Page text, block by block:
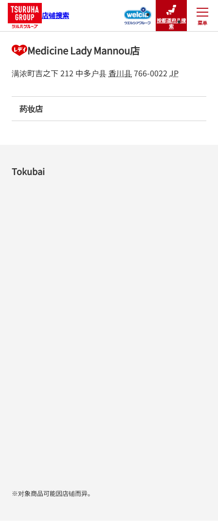
店铺搜索
按都道府县搜
索
菜单
关闭
Medicine Lady Mannou店
满浓町吉之下 212 中多户县 香川县766-0022 JP
药妆店
Tokubai
※对象商品可能因店铺而异。